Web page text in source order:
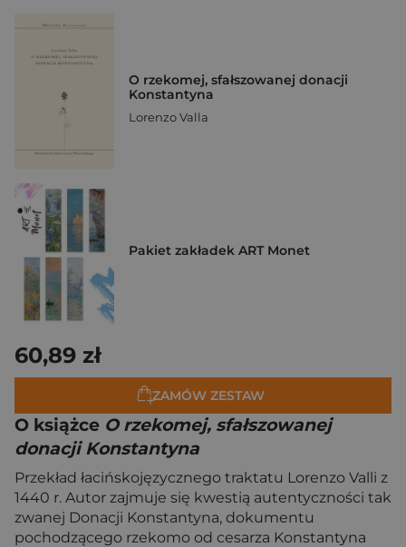
O rzekomej, sfałszowanej donacji
Konstantyna
Lorenzo Valla
Pakiet zakładek ART Monet
60,89 zł
ZAMÓW ZESTAW
O książce O rzekomej, sfałszowanej
donacji Konstantyna
Przekład łacińskojęzycznego traktatu Lorenzo Valli z
1440 r. Autor zajmuje się kwestią autentyczności tak
zwanej Donacji Konstantyna, dokumentu
pochodzącego rzekomo od cesarza Konstantyna